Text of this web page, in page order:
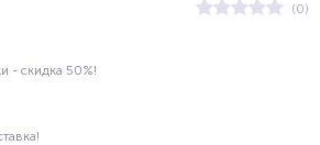
(0)
- скидка 50%!